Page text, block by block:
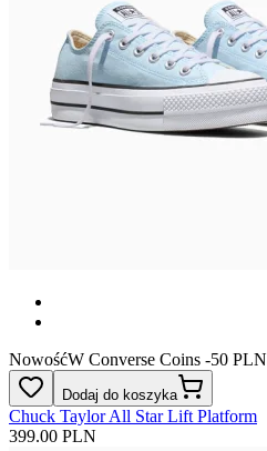
NowośćW Converse Coins -50 PLN
Dodaj do koszyka
Chuck Taylor All Star Lift Platform
399.00 PLN